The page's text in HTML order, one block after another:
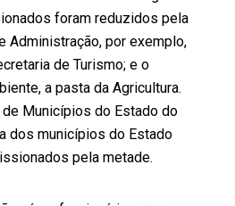
foram reduzidos pela
Administração, por exemplo,
de Turismo; e o
a pasta da Agricultura.
Municípios do Estado do
dos municípios do Estado
pela metade.